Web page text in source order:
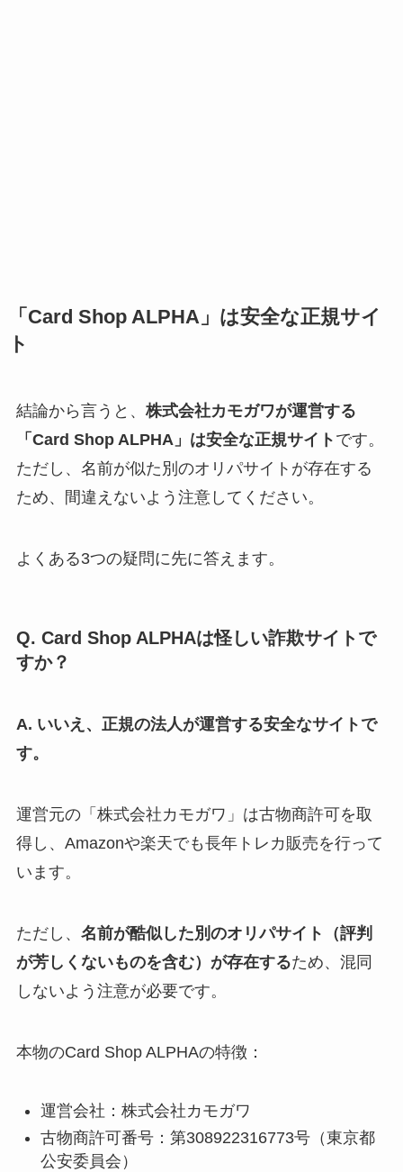
「Card Shop ALPHA」は安全な正規サイ
ト
結論から言うと、 株式会社カモガワが運営する
「Card Shop ALPHA」は安全な正規サイト です。
ただし、名前が似た別のオリパサイトが存在する
ため、間違えないよう注意してください。
よくある3つの疑問に先に答えます。
Q. Card Shop ALPHAは怪しい詐欺サイトで
すか？
A. いいえ、正規の法人が運営する安全なサイトで
す。
運営元の「株式会社カモガワ」は古物商許可を取
得し、Amazonや楽天でも長年トレカ販売を行って
います。
ただし、 名前が酷似した別のオリパサイト（評判
が芳しくないものを含む）が存在するため、混同
しないよう注意が必要です。
本物のCard Shop ALPHAの特徴：
運営会社：株式会社カモガワ
古物商許可番号：第308922316773号（東京都
公安委員会）